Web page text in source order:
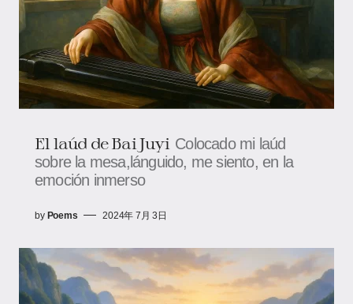
El laúd de Bai Juyi Colocado mi laúd
sobre la mesa,lánguido, me siento, en la
emoción inmerso
by Poems 2024年 7月 3日